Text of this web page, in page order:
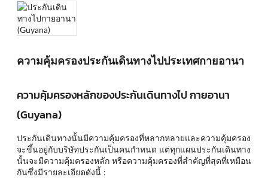
ความคุ้มครองประกันเดินทางไปประเทศกายอานา
ความคุ้มครองหลักของประกันเดินทางไป กายอานา
(Guyana)
ประกันเดินทางนั้นมีความคุ้มครองที่หลากหลายและความคุ้มครอง
จะขึ้นอยู่กับบริษัทประกันเป็นคนกำหนด แต่ทุกแผนประกันเดินทาง
นั้นจะมีความคุ้มครองหลัก หรือความคุ้มครองที่สำคัญที่สุดที่เหมือน
กันซึ่งมีรายละเอียดดังนี้ :